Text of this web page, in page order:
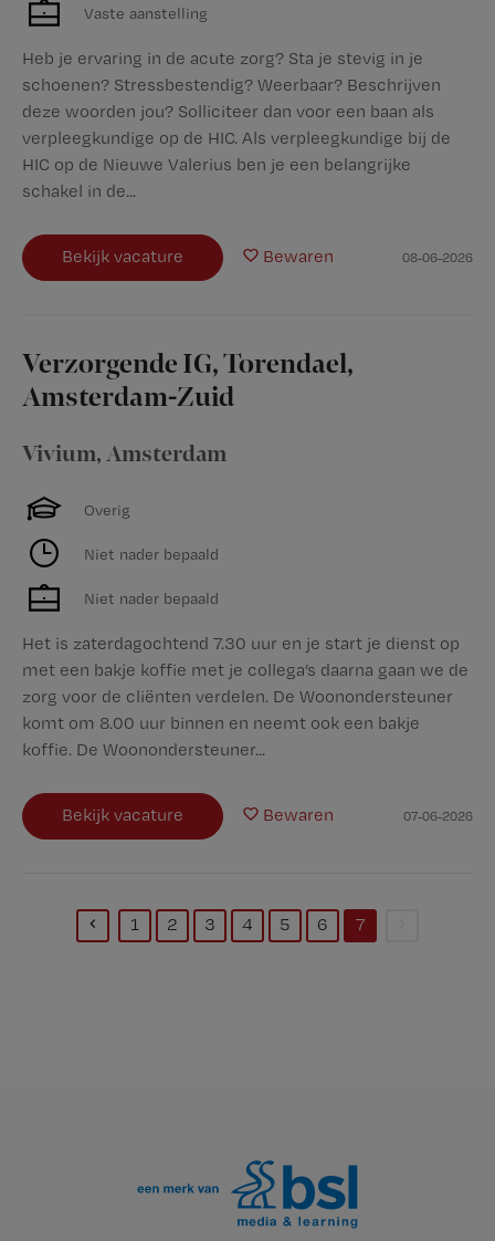
Vaste aanstelling
Heb je ervaring in de acute zorg? Sta je stevig in je
schoenen? Stressbestendig? Weerbaar? Beschrijven
deze woorden jou? Solliciteer dan voor een baan als
verpleegkundige op de HIC. Als verpleegkundige bij de
HIC op de Nieuwe Valerius ben je een belangrijke
schakel in de...
Bekijk vacature Bewaren 08-06-2026
Verzorgende IG, Torendael,
Amsterdam-Zuid
Vivium, Amsterdam
Overig
Niet nader bepaald
Niet nader bepaald
Het is zaterdagochtend 7.30 uur en je start je dienst op
met een bakje koffie met je collega’s daarna gaan we de
zorg voor de cliënten verdelen. De Woonondersteuner
komt om 8.00 uur binnen en neemt ook een bakje
koffie. De Woonondersteuner...
Bekijk vacature Bewaren 07-06-2026
1 2 3 4 5 6
7
(current)